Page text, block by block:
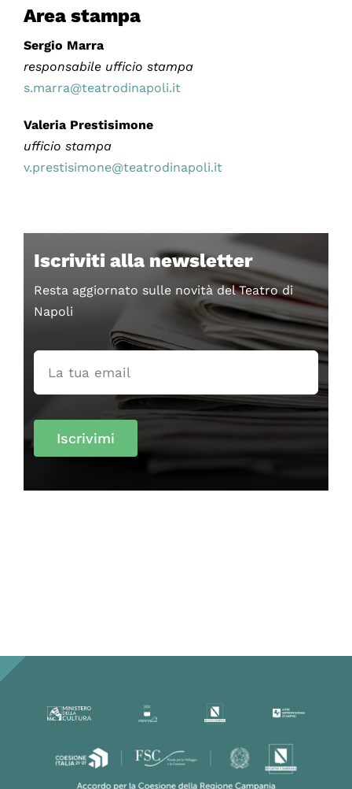
Area stampa
Sergio Marra
responsabile ufficio stampa
s.marra@teatrodinapoli.it
Valeria Prestisimone
ufficio stampa
v.prestisimone@teatrodinapoli.it
Iscriviti alla newsletter
Resta aggiornato sulle novità del Teatro di
Napoli
Iscrivimi